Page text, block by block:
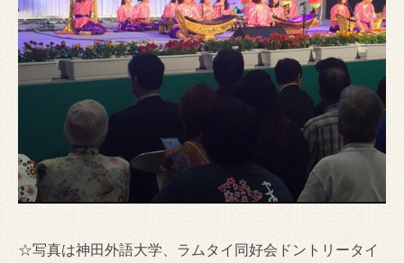
☆写真は神田外語大学、ラムタイ同好会ドントリータイ